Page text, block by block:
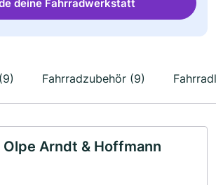
deine Fahrradwerkstatt
Fahrradzubehör (9)
Arndt & Hoffmann